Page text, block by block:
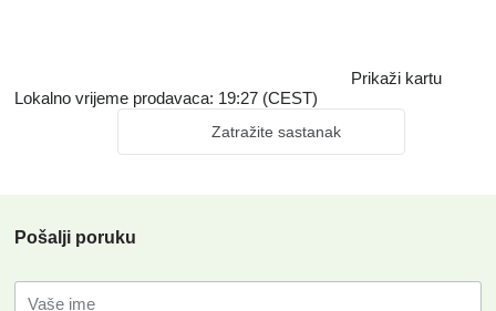
Prikaži kartu
Lokalno vrijeme prodavaca: 19:27 (CEST)
Zatražite sastanak
Pošalji poruku